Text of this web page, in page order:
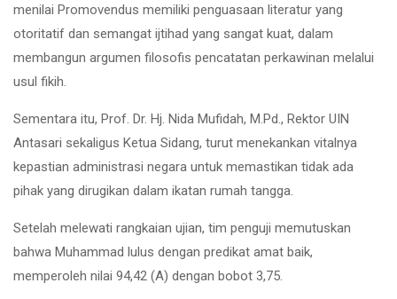
menilai Promovendus memiliki penguasaan literatur yang
otoritatif dan semangat ijtihad yang sangat kuat, dalam
membangun argumen filosofis pencatatan perkawinan melalui
usul fikih.
Sementara itu, Prof. Dr. Hj. Nida Mufidah, M.Pd., Rektor UIN
Antasari sekaligus Ketua Sidang, turut menekankan vitalnya
kepastian administrasi negara untuk memastikan tidak ada
pihak yang dirugikan dalam ikatan rumah tangga.
Setelah melewati rangkaian ujian, tim penguji memutuskan
bahwa Muhammad lulus dengan predikat amat baik,
memperoleh nilai 94,42 (A) dengan bobot 3,75.